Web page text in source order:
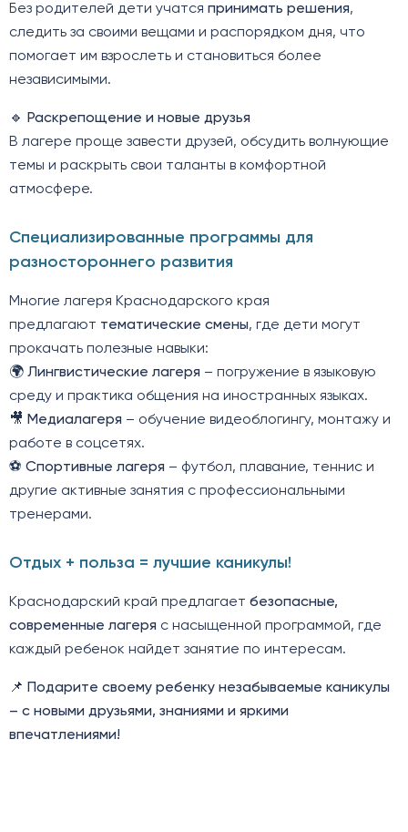
Без родителей дети учатся принимать решения,
следить за своими вещами и распорядком дня, что
помогает им взрослеть и становиться более
независимыми.
🔹
Раскрепощение и новые друзья
В лагере проще завести друзей, обсудить волнующие
темы и раскрыть свои таланты в комфортной
атмосфере.
Специализированные программы для
разностороннего развития
Многие лагеря Краснодарского края
предлагают тематические смены, где дети могут
прокачать полезные навыки:
🌍 Лингвистические лагеря – погружение в языковую
среду и практика общения на иностранных языках.
🎥 Медиалагеря – обучение видеоблогингу, монтажу и
работе в соцсетях.
⚽ Спортивные лагеря – футбол, плавание, теннис и
другие активные занятия с профессиональными
тренерами.
Отдых + польза = лучшие каникулы!
Краснодарский край предлагает безопасные,
современные лагеря с насыщенной программой, где
каждый ребенок найдет занятие по интересам.
📌 Подарите своему ребенку незабываемые каникулы
– с новыми друзьями, знаниями и яркими
впечатлениями!